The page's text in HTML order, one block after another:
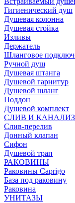
Гигиенический душ
Душевая колонна
Душевая стойка
Изливы
Держатель
Шланговое
Ручной душ
Душевая штанга
Душевой гарнитур
Душевой шланг
Поддон
Душевой комплект
СЛИВ И
Слив-перелив
Донный клапан
Сифон
Душевой трап
РАКОВИНЫ
Раковины Caprigo
База под раковину
Раковина
УНИТАЗЫ